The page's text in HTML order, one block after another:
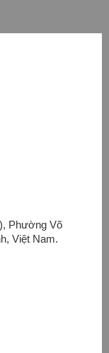
Phường Võ
Việt Nam.